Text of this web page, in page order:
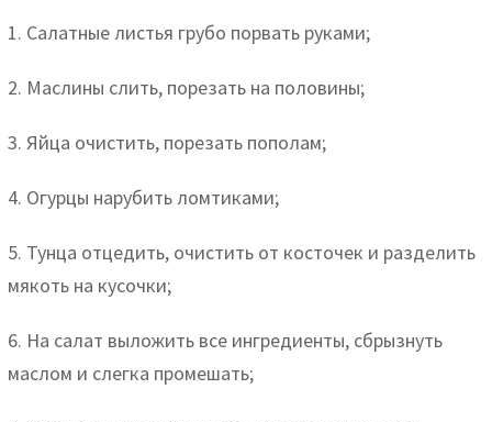
1. Салатные листья грубо порвать руками;
2. Маслины слить, порезать на половины;
3. Яйца очистить, порезать пополам;
4. Огурцы нарубить ломтиками;
5. Тунца отцедить, очистить от косточек и разделить
мякоть на кусочки;
6. На салат выложить все ингредиенты, сбрызнуть
маслом и слегка промешать;